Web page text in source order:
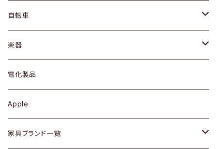
ドレッサー
シェルフ
キュリオケース / 飾り棚
カップボード / 食器棚
チェスト
アウター
トップス
ワンピース
ボトムス
靴
プレート / ボウル
カトラリー
ケトル / ティーポット
鍋 / フライパン
Vintage / ヴィンテージ
自転車
dahon
楽器
ギター
ベース
その他楽器
電化製品
Apple
家具ブランド一覧